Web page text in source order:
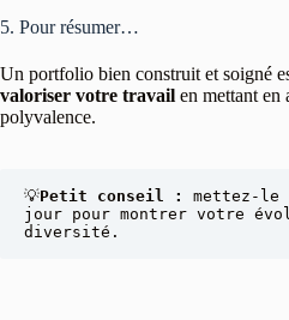
5. Pour résumer…
Un portfolio bien construit et soigné
valoriser votre travail en mettant en
polyvalence.
💡Petit conseil : mettez-le
jour pour montrer votre
diversité.